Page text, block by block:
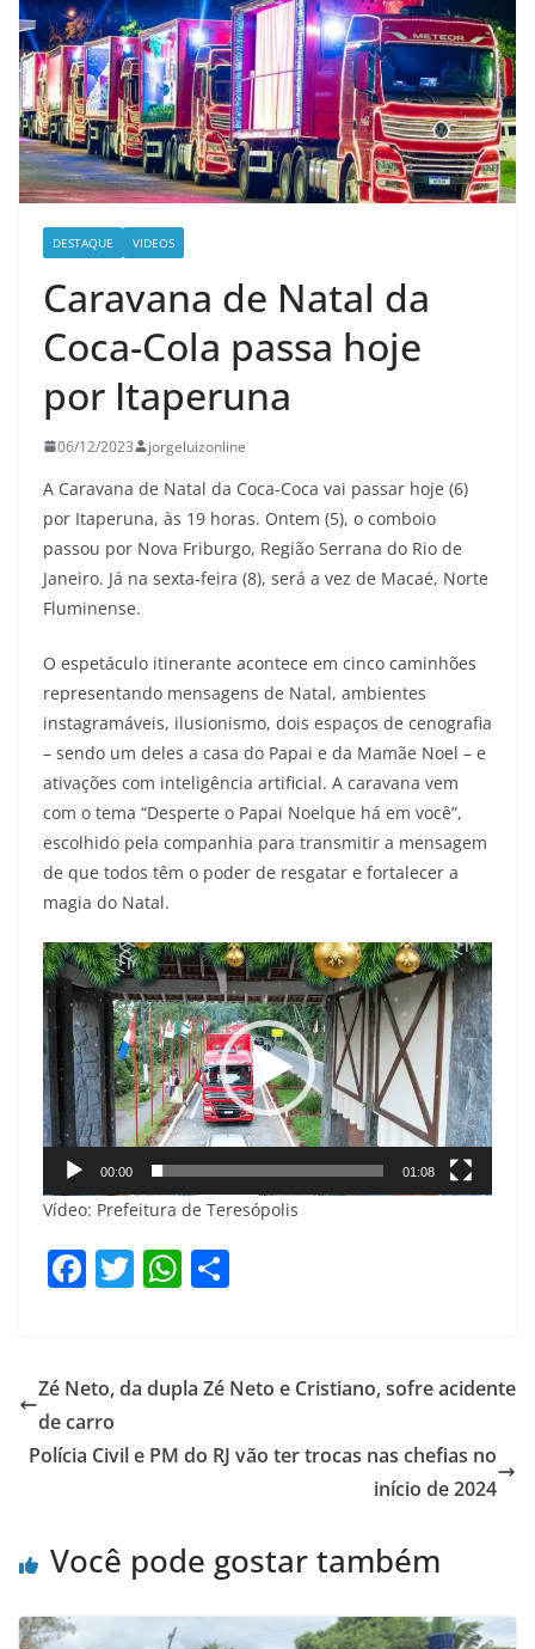
DESTAQUE VIDEOS
Caravana de Natal da
Coca-Cola passa hoje
por Itaperuna
06/12/2023 jorgeluizonline
A Caravana de Natal da Coca-Coca vai passar hoje (6)
por Itaperuna, às 19 horas. Ontem (5), o comboio
passou por Nova Friburgo, Região Serrana do Rio de
Janeiro. Já na sexta-feira (8), será a vez de Macaé, Norte
Fluminense.
O espetáculo itinerante acontece em cinco caminhões
representando mensagens de Natal, ambientes
instagramáveis, ilusionismo, dois espaços de cenografia
– sendo um deles a casa do Papai e da Mamãe Noel – e
ativações com inteligência artificial. A caravana vem
com o tema “Desperte o Papai Noelque há em você”,
escolhido pela companhia para transmitir a mensagem
de que todos têm o poder de resgatar e fortalecer a
magia do Natal.
Tocador
de
vídeo
00:00 01:08
Vídeo: Prefeitura de Teresópolis
F
e
b
o
T
er
W
s
p
e
Zé Neto, da dupla Zé Neto e Cristiano, sofre acidente
de carro
Polícia Civil e PM do RJ vão ter trocas nas chefias no
início de 2024
Você pode gostar também